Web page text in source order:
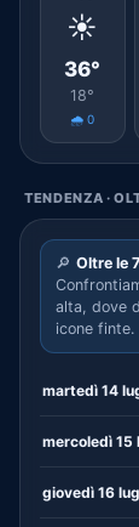
☀️
36°
18°
🌧️ 0
TENDENZA ·
🔎 Oltre le
alta, dove
icone finte.
martedì 14
mercoledì 15
giovedì 16